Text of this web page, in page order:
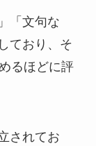
「文句な
ており、そ
るほどに評
されてお